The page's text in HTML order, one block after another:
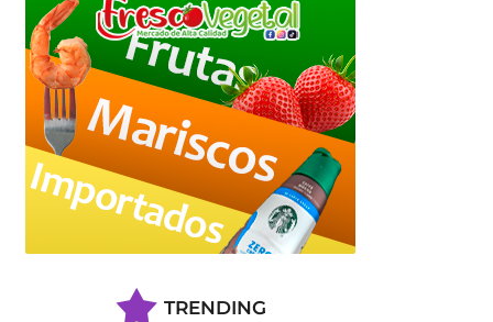
TRENDING